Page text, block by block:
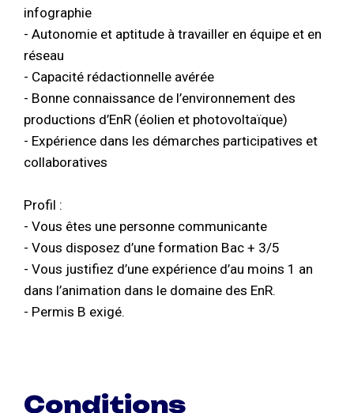
infographie
- Autonomie et aptitude à travailler en équipe et en
réseau
- Capacité rédactionnelle avérée
- Bonne connaissance de l’environnement des
productions d’EnR (éolien et photovoltaïque)
- Expérience dans les démarches participatives et
collaboratives
Profil :
- Vous êtes une personne communicante
- Vous disposez d’une formation Bac + 3/5
- Vous justifiez d’une expérience d’au moins 1 an
dans l’animation dans le domaine des EnR.
- Permis B exigé.
Conditions